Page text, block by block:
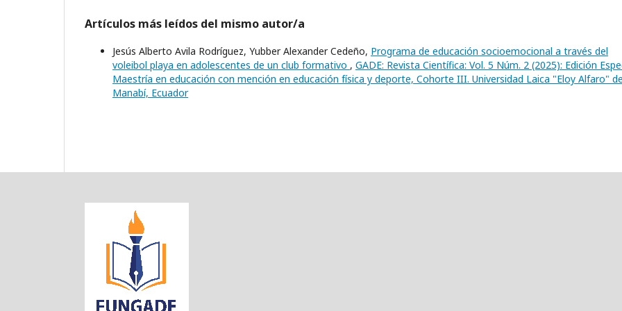
Artículos más leídos del mismo autor/a
Jesús Alberto Avila Rodríguez, Yubber Alexander Cedeño, Programa de educación socioemocional a través del
voleibol playa en adolescentes de un club formativo , GADE: Revista Científica: Vol. 5 Núm. 2 (2025): Edición
Maestría en educación con mención en educación física y deporte, Cohorte III. Universidad Laica "Eloy Alfaro" de
Manabí, Ecuador